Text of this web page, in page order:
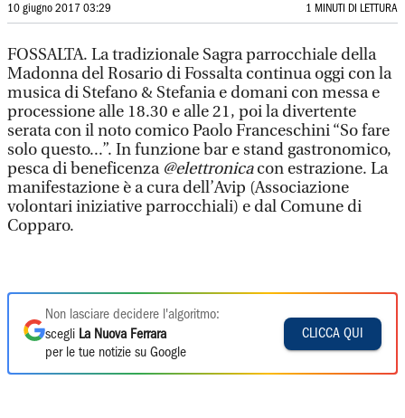
10 giugno 2017 03:29 1 MINUTI DI LETTURA
FOSSALTA. La tradizionale Sagra parrocchiale della
Madonna del Rosario di Fossalta continua oggi con la
musica di Stefano & Stefania e domani con messa e
processione alle 18.30 e alle 21, poi la divertente
serata con il noto comico Paolo Franceschini “So fare
solo questo...”. In funzione bar e stand gastronomico,
pesca di beneficenza @elettronicacon estrazione. La
manifestazione è a cura dell’Avip (Associazione
volontari iniziative parrocchiali) e dal Comune di
Copparo.
Non lasciare decidere l'algoritmo:
scegli La Nuova Ferrara
per le tue notizie su Google
CLICCA QUI